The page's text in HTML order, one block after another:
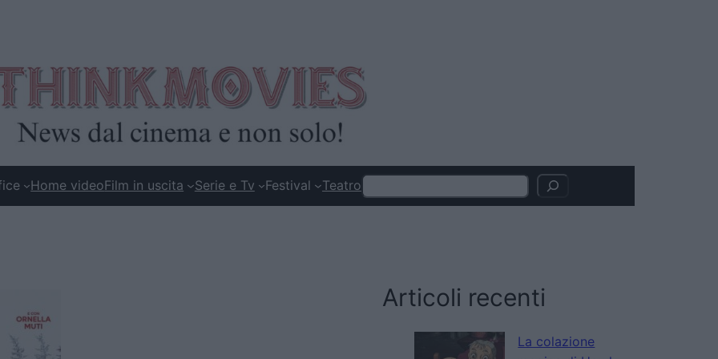
Home videoFilm in uscita Serie e Tv Festival TeatroSearch
Articoli recenti
La colazione